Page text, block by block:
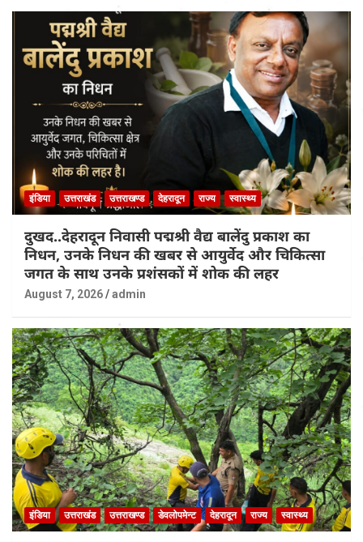
इंडिया उत्तराखंड उत्तराखण्ड देहरादून राज्य स्वास्थ्य
दुखद..देहरादून निवासी पद्मश्री वैद्य बालेंदु प्रकाश का
निधन, उनके निधन की खबर से आयुर्वेद और चिकित्सा
जगत के साथ उनके प्रशंसकों में शोक की लहर
August 7, 2026 admin
इंडिया उत्तराखंड उत्तराखण्ड डेवलोपमेन्ट देहरादून राज्य स्वास्थ्य